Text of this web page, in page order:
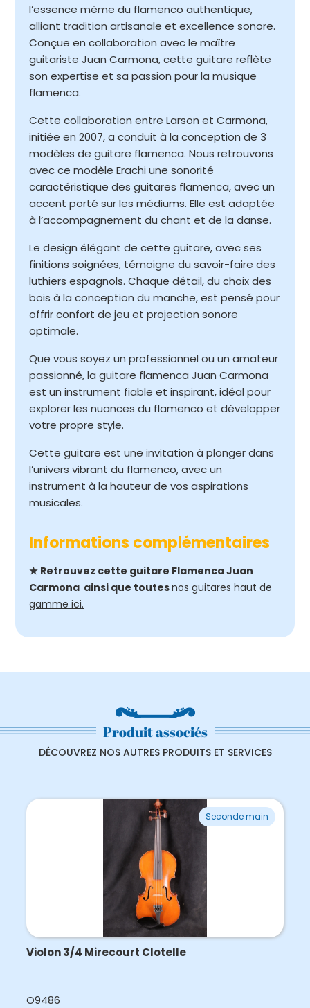
l’essence même du flamenco authentique,
alliant tradition artisanale et excellence sonore.
Conçue en collaboration avec le maître
guitariste Juan Carmona, cette guitare reflète
son expertise et sa passion pour la musique
flamenca.
Cette collaboration entre Larson et Carmona,
initiée en 2007, a conduit à la conception de 3
modèles de guitare flamenca. Nous retrouvons
avec ce modèle Erachi une sonorité
caractéristique des guitares flamenca, avec un
accent porté sur les médiums. Elle est adaptée
à l’accompagnement du chant et de la danse.
Le design élégant de cette guitare, avec ses
finitions soignées, témoigne du savoir-faire des
luthiers espagnols. Chaque détail, du choix des
bois à la conception du manche, est pensé pour
offrir confort de jeu et projection sonore
optimale.
Que vous soyez un professionnel ou un amateur
passionné, la guitare flamenca Juan Carmona
est un instrument fiable et inspirant, idéal pour
explorer les nuances du flamenco et développer
votre propre style.
Cette guitare est une invitation à plonger dans
l’univers vibrant du flamenco, avec un
instrument à la hauteur de vos aspirations
musicales.
Informations complémentaires
★ Retrouvez cette guitare Flamenca Juan
Carmona ainsi que toutesnos guitares haut de
gamme ici.
Produit associés
DÉCOUVREZ NOS AUTRES PRODUITS ET SERVICES
Seconde main
GUITARE JAZZ MANOUCHE RENÉ GÉROME
O11169